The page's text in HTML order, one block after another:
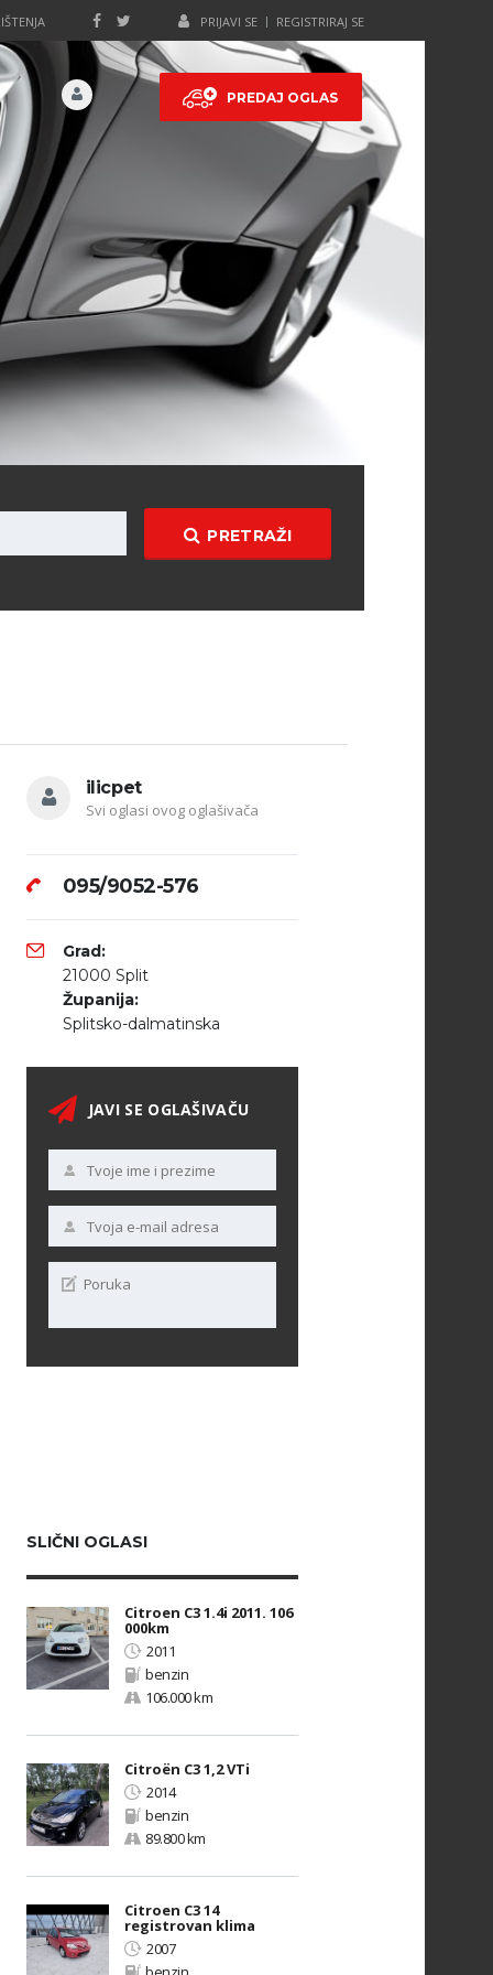
PRIJAVI SE REGISTRIRAJ SE
PREDAJ OGLAS
PRETRAŽI
ilicpet
Svi oglasi ovog oglašivača
095/9052-576
Grad:
21000 Split
Županija:
Splitsko-dalmatinska
JAVI SE OGLAŠIVAČU
SLIČNI OGLASI
Citroen C3 1.4i 2011. 106
000km
2011
benzin
106.000 km
Citroën C3 1,2 VTi
2014
benzin
89.800 km
Citroen C3 14
registrovan klima
2007